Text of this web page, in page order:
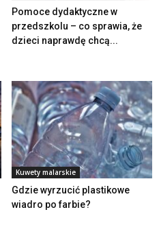
Pomoce dydaktyczne w
przedszkolu – co sprawia, że
dzieci naprawdę chcą...
Kuwety malarskie
Gdzie wyrzucić plastikowe
wiadro po farbie?